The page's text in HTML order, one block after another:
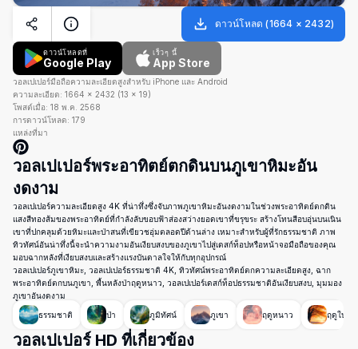
ดาวน์โหลด (1664 × 2432)
ดาวน์โหลดที่
Google Play
เร็วๆ นี้
App Store
วอลเปเปอร์มือถือความละเอียดสูงสำหรับ iPhone และ Android
ความละเอียด: 1664 × 2432 (13 × 19)
โพสต์เมื่อ: 18 พ.ค. 2568
การดาวน์โหลด: 179
แหล่งที่มา
วอลเปเปอร์พระอาทิตย์ตกดินบนภูเขาหิมะอัน
งดงาม
วอลเปเปอร์ความละเอียดสูง 4K ที่น่าทึ่งซึ่งจับภาพภูเขาหิมะอันงดงามในช่วงพระอาทิตย์ตกดิน
แสงสีทองส้มของพระอาทิตย์ที่กำลังลับขอบฟ้าส่องสว่างยอดเขาที่ขรุขระ สร้างโทนสีอบอุ่นบนเนิน
เขาที่ปกคลุมด้วยหิมะและป่าสนที่เขียวชอุ่มตลอดปีด้านล่าง เหมาะสำหรับผู้ที่รักธรรมชาติ ภาพ
ทิวทัศน์อันน่าทึ่งนี้จะนำความงามอันเงียบสงบของภูเขาไปสู่เดสก์ท็อปหรือหน้าจอมือถือของคุณ
มอบฉากหลังที่เงียบสงบและสร้างแรงบันดาลใจให้กับทุกอุปกรณ์
วอลเปเปอร์ภูเขาหิมะ, วอลเปเปอร์ธรรมชาติ 4K, ทิวทัศน์พระอาทิตย์ตกความละเอียดสูง, ฉาก
พระอาทิตย์ตกบนภูเขา, พื้นหลังป่าฤดูหนาว, วอลเปเปอร์เดสก์ท็อปธรรมชาติอันเงียบสงบ, มุมมอง
ภูเขาอันงดงาม
ธรรมชาติ
ป่า ภูมิทัศน์ ภูเขา ฤดูหนาว ฤดูใบไม้
วอลเปเปอร์ HD ที่เกี่ยวข้อง